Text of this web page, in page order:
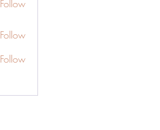
Follow
Follow
Follow